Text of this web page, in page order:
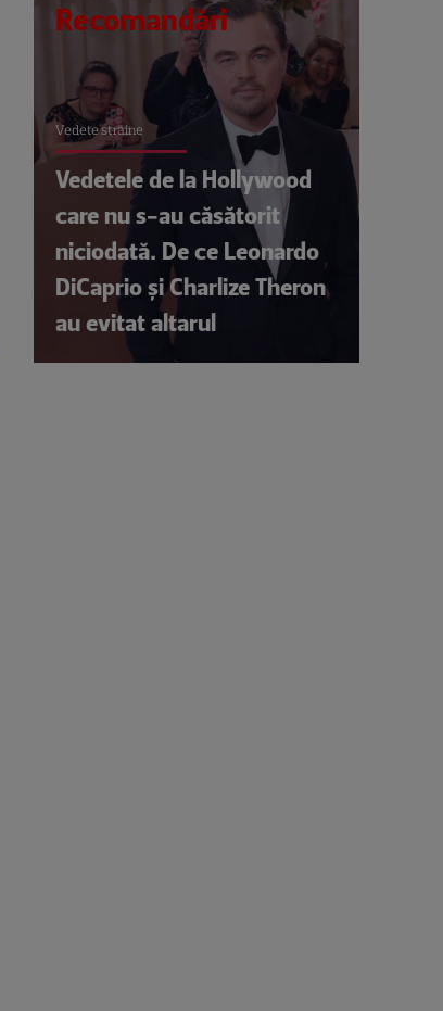
Recomandări
Vedete străine
Vedetele de la Hollywood
care nu s-au căsătorit
niciodată. De ce Leonardo
DiCaprio și Charlize Theron
au evitat altarul